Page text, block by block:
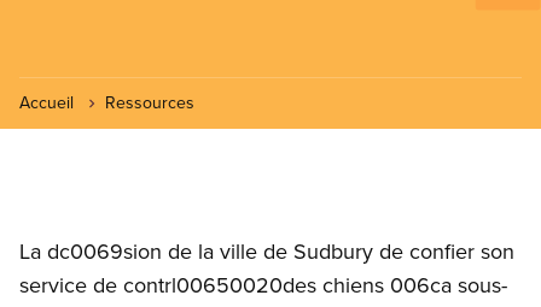
Accueil Ressources
La dc0069sion de la ville de Sudbury de confier son
service de contrl00650020des chiens 006ca sous-